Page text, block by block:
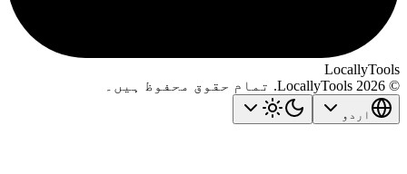
اردو